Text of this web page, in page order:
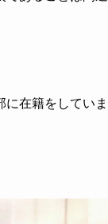
在籍をしていま